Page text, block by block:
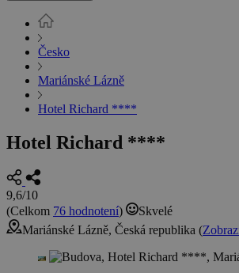
Česko
Mariánské Lázně
Hotel Richard ****
Hotel Richard ****
9,6/10
(Celkom 76 hodnotení)
Skvelé
Mariánské Lázně, Česká republika (